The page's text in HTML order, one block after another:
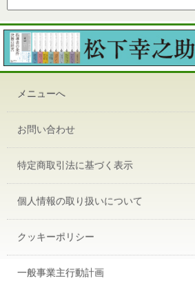
メニューへ
お問い合わせ
特定商取引法に基づく表示
個人情報の取り扱いについて
クッキーポリシー
一般事業主行動計画